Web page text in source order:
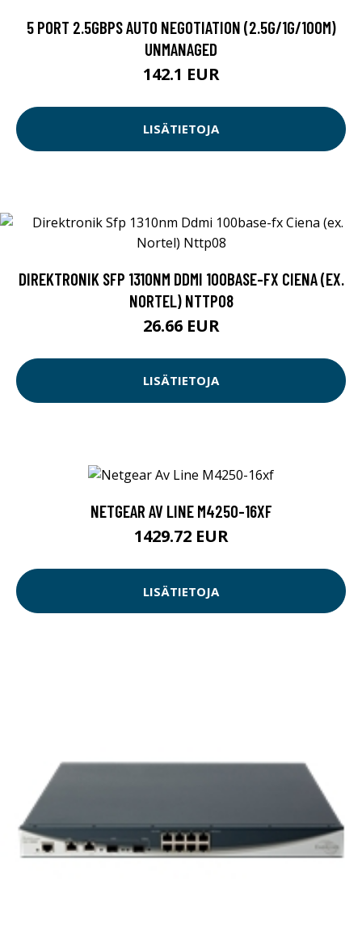
5 PORT 2.5GBPS AUTO NEGOTIATION (2.5G/1G/100M)
UNMANAGED
142.1 EUR
LISÄTIETOJA
DIREKTRONIK SFP 1310NM DDMI 100BASE-FX CIENA (EX.
NORTEL) NTTP08
26.66 EUR
LISÄTIETOJA
NETGEAR AV LINE M4250-16XF
1429.72 EUR
LISÄTIETOJA